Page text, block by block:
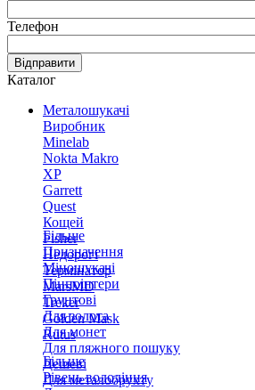
Телефон
Відправити
Каталог
Металошукачі
Виробник
Minelab
Nokta Makro
XP
Garrett
Quest
Кощей
Fisher
Недорогі
Термінатор
MarsMD
Treker
Golden Mask
Rutus
Більше
Призначення
Міношукачі
Пінпоінтери
Грунтові
Для золота
Для монет
Для пляжного пошуку
Дешеві
Для металобрухту
Більше
Рівень володіння